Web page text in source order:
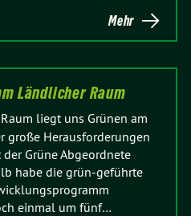
Mehr
Ländlicher Raum
Raum liegt uns Grünen am
große Herausforderungen
Grüne Abgeordnete
habe die grün-geführte
einmal um fünf…